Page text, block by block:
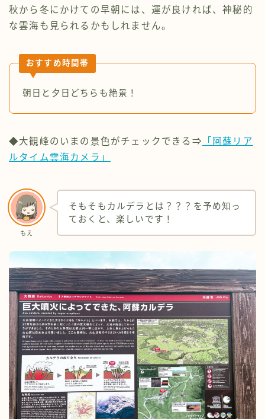
秋から冬にかけての早朝には、運が良ければ、神秘的
な雲海も見られるかもしれません。
おすすめ時間帯
朝日と夕日どちらも絶景！
◆大観峰のいまの景色がチェックできる⇒
「阿蘇リア
ルタイム雲海カメラ」
もえ
そもそもカルデラとは？？？を予め知っ
ておくと、楽しいです！